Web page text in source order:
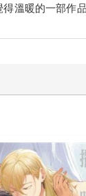
溫暖的一部作